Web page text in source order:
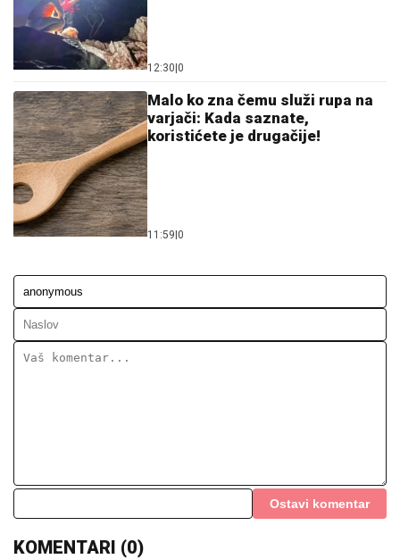
12:30 0
Malo ko zna čemu služi rupa na
varjači: Kada saznate,
koristićete je drugačije!
11:59 0
Ostavi komentar
KOMENTARI (0)